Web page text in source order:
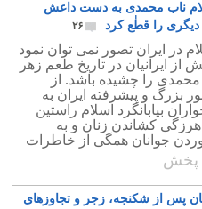
ناب محمدی به دست داعش
دیگری را قطٰع کرد
۲۶
در ایران تصور نمی توان نمود
از ایرانیان در تاریخ طعم زهر
محمدی را چشیده باشد. از
بزرگ و پیشرفته ایران به
بیابانگرد اسلام راستین
هرزگی کشاندن زنان و به
جوانان همگی از خاطرات
داعش کنونی ایران دنباله
پخش
پس از شکنجه، زجر و تجاوزهای